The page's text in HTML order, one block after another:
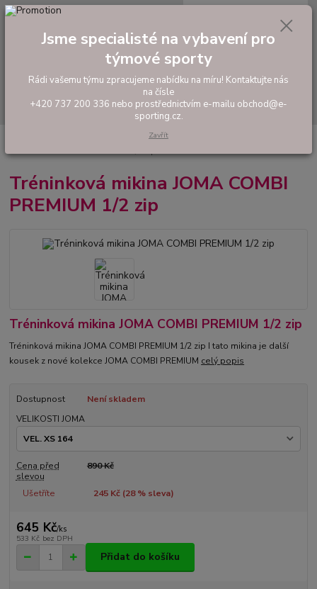
Hledat
tel: +420 737 200 336
0,00 Kč
Tréninkové oblečení
mikina JOMA COMBI PREMIUM 1/2 zip
Tréninková mikina JOMA COMBI
PREMIUM 1/2 zip
Tréninková mikina JOMA COMBI PREMIUM 1/2 zip
Tréninková mikina JOMA COMBI PREMIUM 1/2 zip I tato mikina je další
kousek z nové kolekce JOMA COMBI PREMIUM celý popis
Dostupnost
Není skladem
VELIKOSTI JOMA
Cena před
slevou
890 Kč
Ušetříte 245 Kč (28% sleva)
645 Kč/ks
533 Kč bez DPH
Přidat do košíku
Jsme specialisté na vybavení pro
týmové sporty
Rádi vašemu týmu zpracujeme nabídku na míru! Kontaktujte nás
na čísle
+420 737 200 336 nebo prostřednictvím e-mailu obchod@e-
sporting.cz.
Zavřít